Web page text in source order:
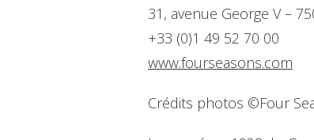
31, avenue George V –
+33 (0)1 49 52 70 00
www.fourseasons.com
Crédits photos ©Four